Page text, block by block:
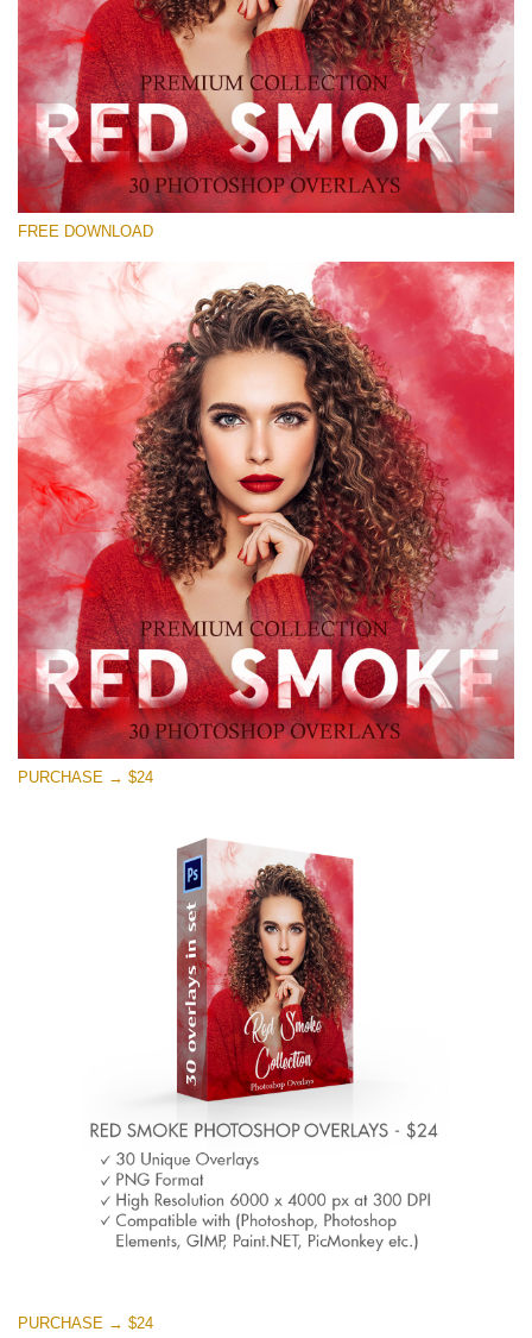
Lütfen seçin
Free Red Smoke Overlay #21
Small 800*533px
Red Smoke
(30 Overlays)
Luxury Wedding
(373 Overlays)
Large 6000*4000px
Entire Collection
(1783 Overlays)
Large 6000*4000px
Ücretsiz indirin
FREE DOWNLOAD
PURCHASE → $24
PURCHASE → $24